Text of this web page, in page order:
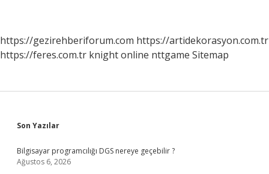
https://gezirehberiforum.com https://artidekorasyon.com.tr
https://feres.com.tr knight online nttgame Sitemap
Sidebar
Son Yazılar
Bilgisayar programcılığı DGS nereye geçebilir ?
Ağustos 6, 2026